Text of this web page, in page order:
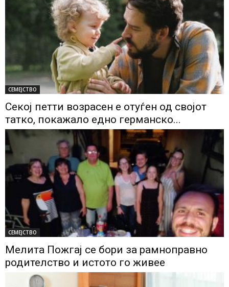
СЕМЕЈСТВО
Секој петти возрасен е отуѓен од својот
татко, покажало едно германско...
СЕМЕЈСТВО
Мелита Пожгај се бори за рамноправно
родителство и истото го живее